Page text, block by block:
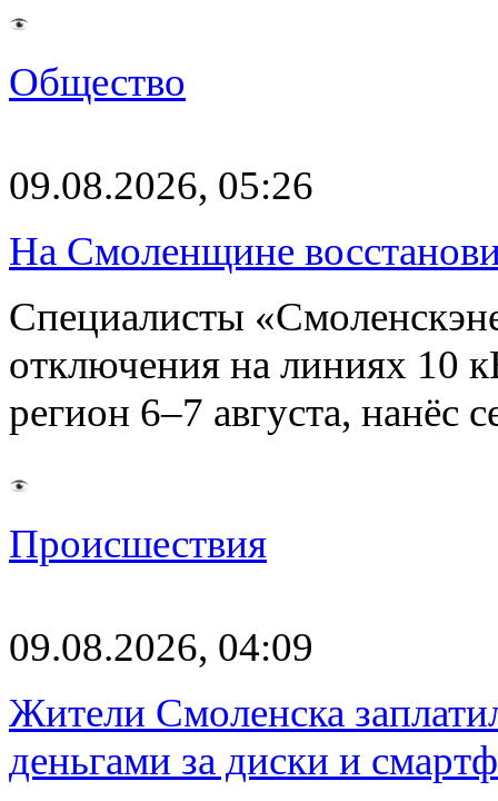
Общество
09.08.2026, 05:26
На Смоленщине
Специалисты
отключения на линиях 10
регион 6–7 августа,
Происшествия
09.08.2026, 04:09
Жители Смоленска
деньгами за диски и